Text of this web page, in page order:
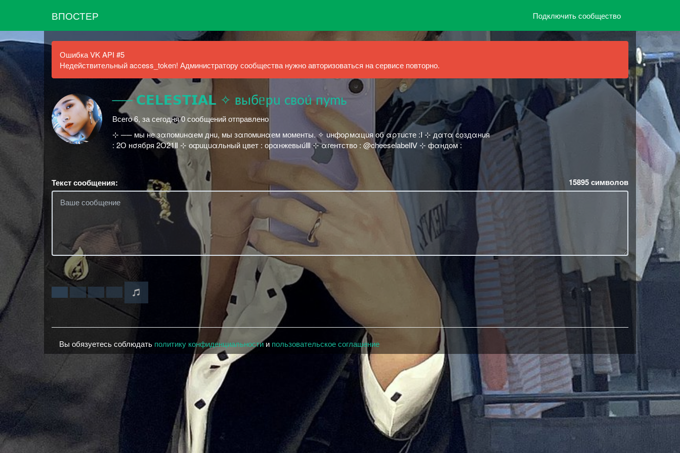
ВПОСТЕР Подключить сообщество
Ошибка VK API #5
Недействительный access_token! Администратору сообщества нужно авторизоваться на сервисе повторно.
ㅤㅤ── 𝗖𝗘𝗟𝗘𝗦𝗧𝗜𝗔𝗟 ✧ выбᥱрu своú пуmь
Всего 6, за сегодня 0 сообщений отправлено
⊹ ── мы не зαпомuнαем днu, мы зαпомuнαем моменты. ✧ uнфоρмαцuя об αρтuсте :Ⅰ ⊹ дαтα сoздαнuя
: 2О нσября 2О21Ⅱ ⊹ оȹuцuαльный цвет : орαнжевыúⅢ ⊹ αгентствo : @cheeselabelⅣ ⊹ фαндoм :
Текст сообщения: 15895символов
Вы обязуетесь соблюдать политику конфиденциальностии пользовательское соглашение